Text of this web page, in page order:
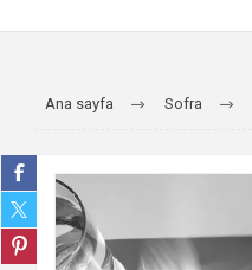
Ana sayfa Sofra